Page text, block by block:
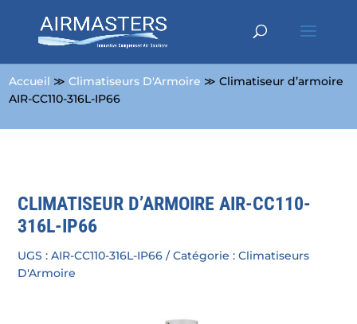
Accueil ≫Climatiseurs D'Armoire ≫ Climatiseur d’armoire
AIR-CC110-316L-IP66
CLIMATISEUR D’ARMOIRE AIR-CC110-
316L-IP66
UGS :AIR-CC110-316L-IP66 Catégorie :Climatiseurs
D'Armoire